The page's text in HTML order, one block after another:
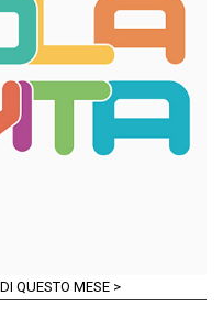
QUESTO MESE >